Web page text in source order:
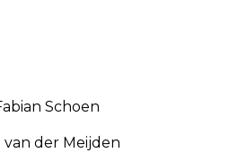
Schoen
van der Meijden